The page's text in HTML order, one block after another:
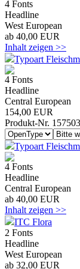
4 Fonts
Headline
West European
ab 40,00 EUR
Inhalt zeigen >>
Typoart
4 Fonts
Headline
Central European
154,00 EUR
Produkt-Nr.
Typoart
4 Fonts
Headline
Central European
ab 40,00 EUR
Inhalt zeigen >>
ITC Flora
2 Fonts
Headline
West European
ab 32,00 EUR